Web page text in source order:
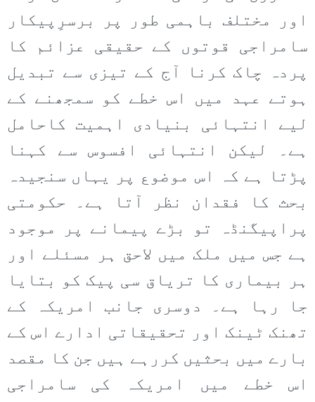
اور مختلف باہمی طور پر برسرِپیکار
سامراجی قوتوں کے حقیقی عزائم کا
پردہ چاک کرنا آج کے تیزی سے تبدیل
ہوتے عہد میں اس خطے کو سمجھنے کے
لیے انتہائی بنیادی اہمیت کاحامل
ہے۔ لیکن انتہائی افسوس سے کہنا
پڑتا ہے کہ اس موضوع پر یہاں سنجیدہ
بحث کا فقدان نظر آتا ہے۔ حکومتی
پراپیگنڈہ تو بڑے پیمانے پر موجود
ہے جس میں ملک میں لاحق ہر مسئلے اور
ہر بیماری کا تریاق سی پیک کو بتایا
جا رہا ہے۔ دوسری جانب امریکہ کے
تھنک ٹینک اور تحقیقاتی ادارے اس کے
بارے میں بحثیں کررہے ہیں جن کا مقصد
اس خطے میں امریکہ کی سامراجی